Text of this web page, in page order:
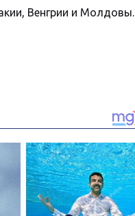
Венгрии и Молдовы.